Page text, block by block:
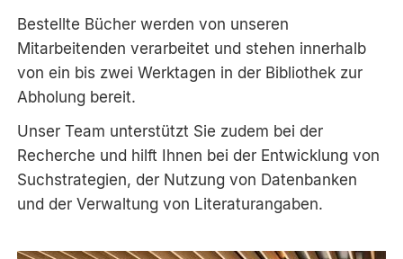
Bestellte Bücher werden von unseren
Mitarbeitenden verarbeitet und stehen innerhalb
von ein bis zwei Werktagen in der Bibliothek zur
Abholung bereit.
Unser Team unterstützt Sie zudem bei der
Recherche und hilft Ihnen bei der Entwicklung von
Suchstrategien, der Nutzung von Datenbanken
und der Verwaltung von Literaturangaben.